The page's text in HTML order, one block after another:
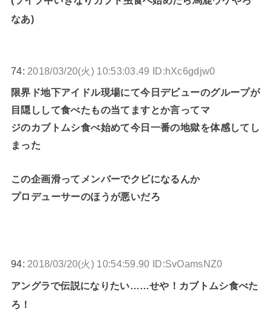
なあ)
74: 2018/03/20(火) 10:53:03.49 ID:hXc6gdjw0
限界ド地下アイドル現場にて今日デビューのグループが
目隠しして食べたもの当てますとか言ってマ
ジのカブトムシ食べ始めて今日一番の地獄を体感してし
まった
この企画滑ってメンバーでクビになるんか
プロデューサーのほうが悪いだろ
94: 2018/03/20(火) 10:54:59.90 ID:SvOamsNZ0
アングラで伝説になりたい……せや！カブトムシ食べた
ろ！